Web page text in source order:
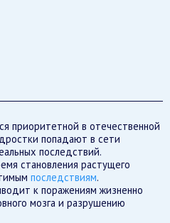
приоритетной в отечественной
попадают в сети
последствий.
становления растущего
последствиям.
к поражениям жизненно
мозга и разрушению